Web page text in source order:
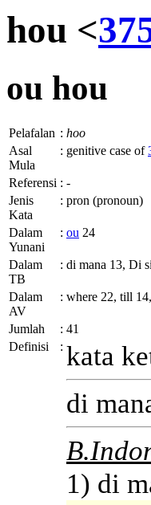
hou <
ou hou
Pelafalan : hoo
Asal
Mula
: genitive case of
Referensi : -
Jenis
Kata
: pron (pronoun)
Dalam
Yunani
: ou 24
Dalam
TB
: di mana 13, Di
Dalam
AV
: where 22, till
Jumlah : 41
Definisi
: kata
di
1) di